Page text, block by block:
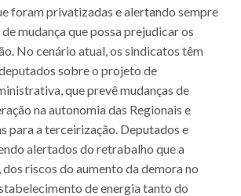
foram privatizadas e alertando sempre
mudança que possa prejudicar os
No cenário atual, os sindicatos têm
sobre o projeto de
que prevê mudanças de
na autonomia das Regionais e
para a terceirização. Deputados e
alertados do retrabalho que a
riscos do aumento da demora no
de energia tanto do